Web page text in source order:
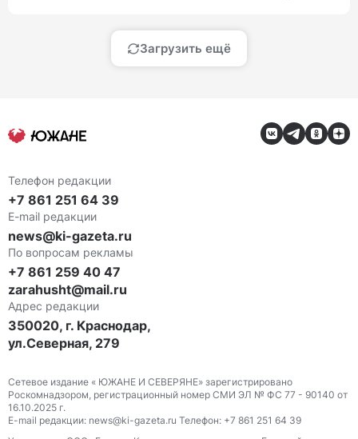
Загрузить ещё
Телефон редакции
+7 861 251 64 39
E-mail редакции
news@ki-gazeta.ru
По вопросам рекламы
+7 861 259 40 47
zarahusht@mail.ru
Адрес редакции
350020, г. Краснодар,
ул.Северная, 279
Сетевое издание « ЮЖАНЕ И СЕВЕРЯНЕ» зарегистрировано
Роскомнадзором, регистрационный номер СМИ ЭЛ № ФС 77 - 90140 от
16.10.2025 г.
E-mail редакции: news@ki-gazeta.ru Телефон: +7 861 251 64 39